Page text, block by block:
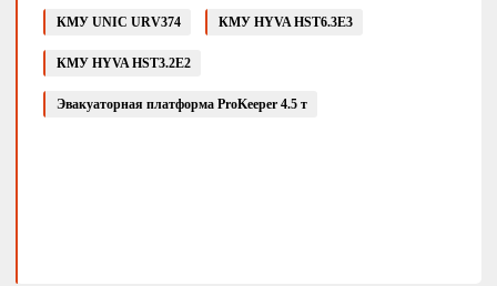
КМУ UNIC URV374 КМУ HYVA HST6.3E3
КМУ HYVA HST3.2E2
Эвакуаторная платформа ProKeeper 4.5 т